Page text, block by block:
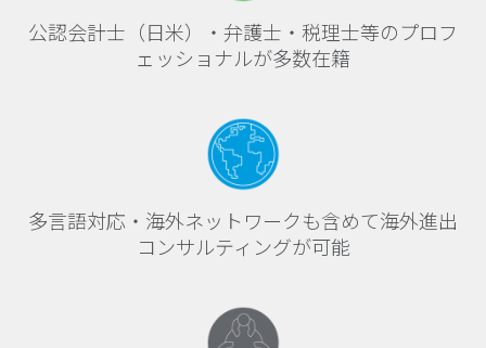
公認会計士（日米）・弁護士・税理士等のプロフ
ェッショナルが多数在籍
多言語対応・海外ネットワークも含めて海外進出
コンサルティングが可能